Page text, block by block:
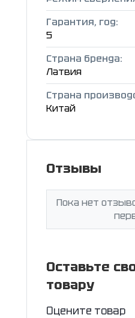
Гарантия, год:
5
Страна бренда:
Латвия
Страна
Китай
Отзывы
Пока нет
Оставьте
товару
Оцените товар